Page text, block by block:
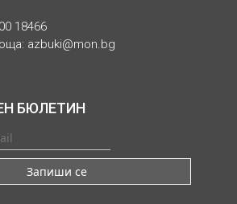
18466
azbuki@mon.bg
БЮЛЕТИН
Запиши се